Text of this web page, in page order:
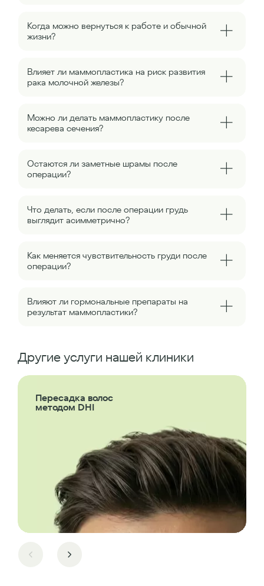
Когда можно вернуться к работе и обычной
жизни?
Влияет ли маммопластика на риск развития
рака молочной железы?
Можно ли делать маммопластику после
кесарева сечения?
Остаются ли заметные шрамы после
операции?
Что делать, если после операции грудь
выглядит асимметрично?
Как меняется чувствительность груди после
операции?
Влияют ли гормональные препараты на
результат маммопластики?
Другие услуги нашей клиники
Пересадка волос
методом DHI